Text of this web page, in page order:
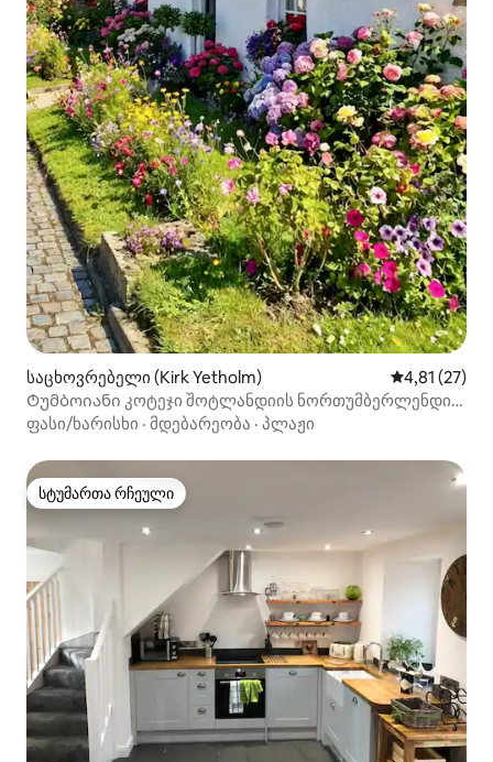
საცხოვრებელი (Kirk Yetholm) საშუალო
4,81 (27)
Ტუმბოიანი კოტეჯი შოტლანდიის ნორთუმბერლენდის
საზღვარზე
ფასი/ხარისხი · მდებარეობა · პლაჟი
სტუმართა რჩეული
სტუმართა რჩეული